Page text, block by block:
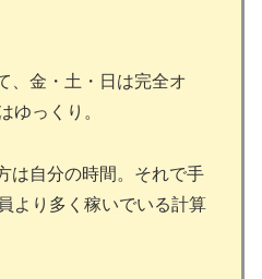
、金・土・日は完全オ
ゆっくり。
は自分の時間。それで手
り多く稼いでいる計算